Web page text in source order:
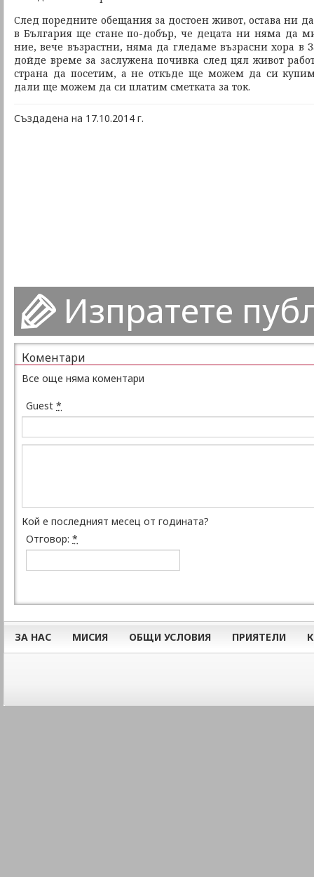
След поредните обещания за достоен живот, остава ни
в България ще стане по-добър, че децата ни няма да
ние, вече възрастни, няма да гледаме възрасни хора в
дойде време за заслужена почивка след цял живот
страна да посетим, а не откъде ще можем да си
дали ще можем да си платим сметката за ток.
Създадена на 17.10.2014 г.
Изпратете
Коментари
Все още няма коментари
Guest *
Кой е последният месец от годината?
Отговор: *
ЗА НАС МИСИЯ ОБЩИ УСЛОВИЯ ПРИЯТЕЛИ